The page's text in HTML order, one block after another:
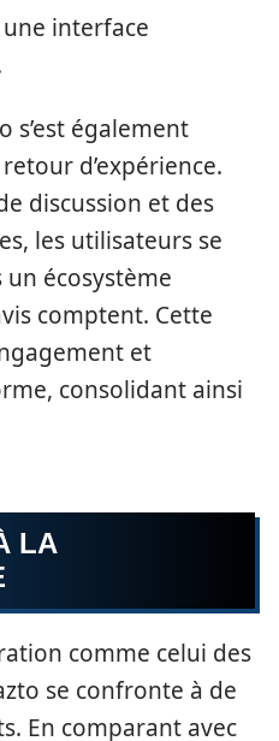
interface
s’est également
d’expérience.
discussion et des
les utilisateurs se
écosystème
comptent. Cette
et
consolidant ainsi
LA
comme celui des
se confronte à de
En comparant avec